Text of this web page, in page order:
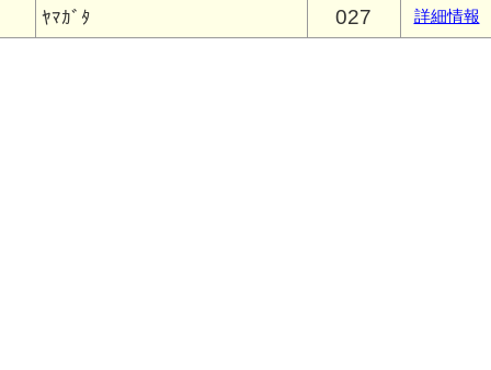
ﾔﾏｶﾞﾀ 027 詳細情報